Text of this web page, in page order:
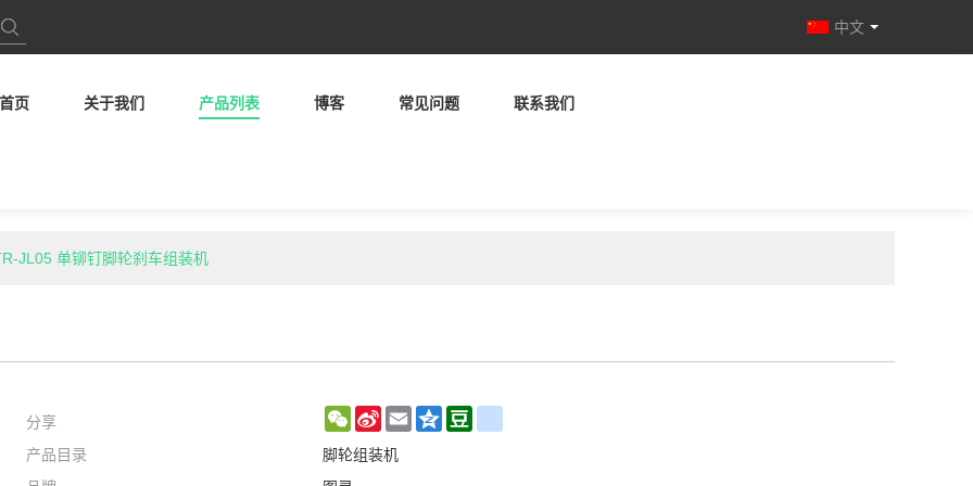
中文
首页 关于我们 产品列表 博客 常见问题 联系我们
JL05 单铆钉脚轮刹车组装机
分享 WeChat
Sina
Weibo
Email Qzone
产品目录
脚轮组装机